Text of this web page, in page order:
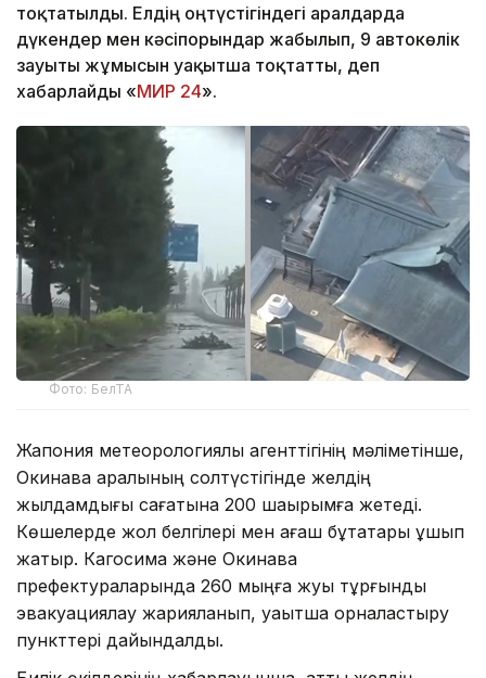
тоқтатылды. Елдің оңтүстігіндегі аралдарда
дүкендер мен кәсіпорындар жабылып, 9 автокөлік
зауыты жұмысын уақытша тоқтатты, деп
хабарлайды «МИР 24».
Фото: БелТА
Жапония метеорологиялық агенттігінің мәліметінше,
Окинава аралының солтүстігінде желдің
жылдамдығы сағатына 200 шақырымға жетеді.
Көшелерде жол белгілері мен ағаш бұтақтары ұшып
жатыр. Кагосима және Окинава
префектураларында 260 мыңға жуық тұрғынды
эвакуациялау жарияланып, уақытша орналастыру
пункттері дайындалды.